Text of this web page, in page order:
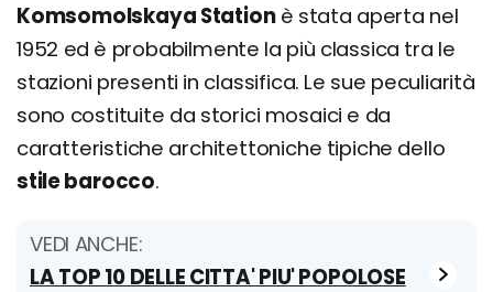
Komsomolskaya Stationè stata aperta nel
1952 ed è probabilmente la più classica tra le
stazioni presenti in classifica. Le sue peculiarità
sono costituite da storici mosaici e da
caratteristiche architettoniche tipiche dello
stile barocco.
VEDI ANCHE:
LA TOP 10 DELLE CITTA' PIU' POPOLOSE